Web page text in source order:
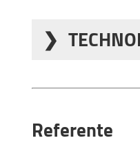
The scientific
On different
Referente